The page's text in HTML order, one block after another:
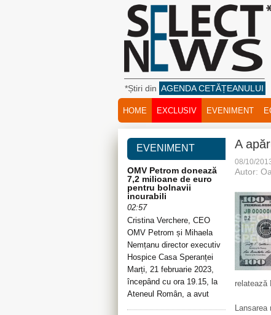
*Știri din AGENDA CETĂȚEANULUI
HOME EXCLUSIV EVENIMENT
A
08/10/
Autor:
relatează
EVENIMENT
OMV Petrom donează
7,2 milioane de euro
pentru bolnavii
incurabili
02:57
Cristina Verchere, CEO
OMV Petrom și Mihaela
Nemțanu director executiv
Hospice Casa Speranței
Marți, 21 februarie 2023,
începând cu ora 19.15, la
Ateneul Român, a avut